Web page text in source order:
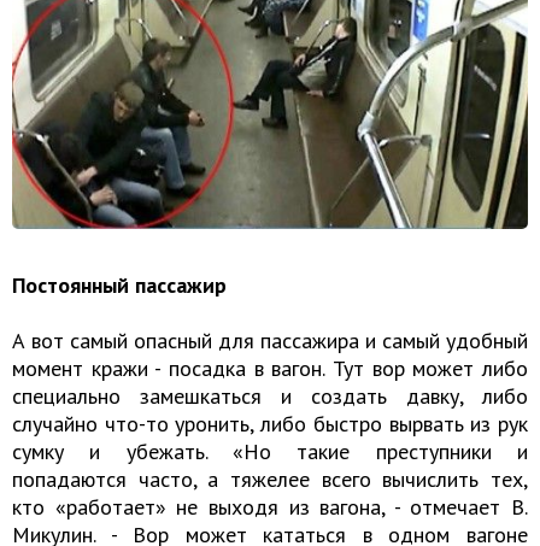
Постоянный пассажир
А вот самый опасный для пассажира и самый удобный
момент кражи - посадка в вагон. Тут вор может либо
специально замешкаться и создать давку, либо
случайно что-то уронить, либо быстро вырвать из рук
сумку и убежать. «Но такие преступники и
попадаются часто, а тяжелее всего вычислить тех,
кто «работает» не выходя из вагона, - отмечает В.
Микулин. - Вор может кататься в одном вагоне